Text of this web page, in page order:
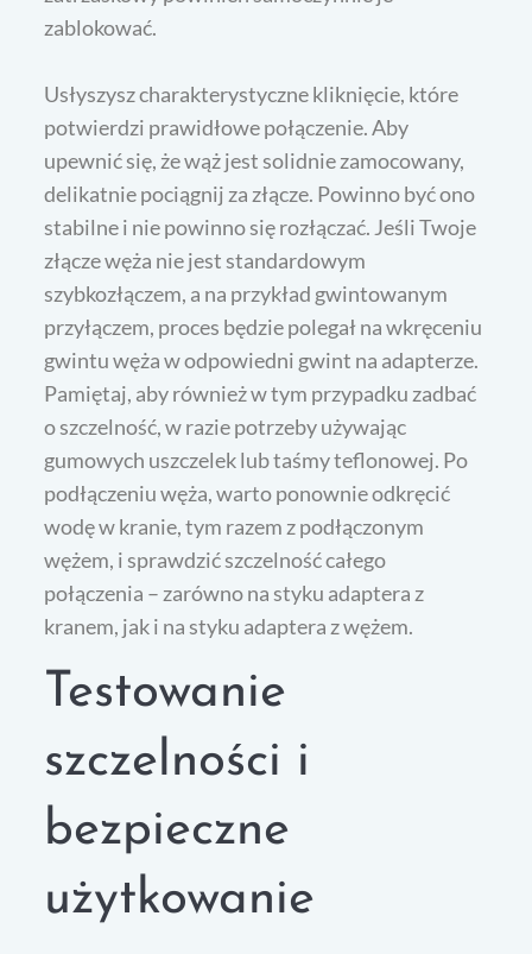
zablokować.
Usłyszysz charakterystyczne kliknięcie, które
potwierdzi prawidłowe połączenie. Aby
upewnić się, że wąż jest solidnie zamocowany,
delikatnie pociągnij za złącze. Powinno być ono
stabilne i nie powinno się rozłączać. Jeśli Twoje
złącze węża nie jest standardowym
szybkozłączem, a na przykład gwintowanym
przyłączem, proces będzie polegał na wkręceniu
gwintu węża w odpowiedni gwint na adapterze.
Pamiętaj, aby również w tym przypadku zadbać
o szczelność, w razie potrzeby używając
gumowych uszczelek lub taśmy teflonowej. Po
podłączeniu węża, warto ponownie odkręcić
wodę w kranie, tym razem z podłączonym
wężem, i sprawdzić szczelność całego
połączenia – zarówno na styku adaptera z
kranem, jak i na styku adaptera z wężem.
Testowanie
szczelności i
bezpieczne
użytkowanie